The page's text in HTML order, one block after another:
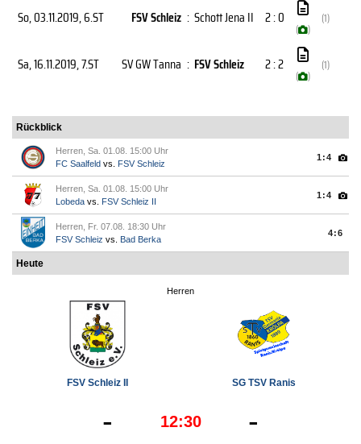
So, 03.11.2019, 6.ST FSV Schleiz : Schott Jena II 2 : 0
( )
(1)
Sa, 16.11.2019, 7.ST SV GW Tanna : FSV Schleiz 2 : 2
( )
(1)
Rückblick
Herren, Sa. 01.08. 15:00 Uhr
FC Saalfeld vs. FSV Schleiz
1:4
Herren, Sa. 01.08. 15:00 Uhr
Lobeda vs. FSV Schleiz II
1:4
Herren, Fr. 07.08. 18:30 Uhr
FSV Schleiz vs. Bad Berka
4:6
Heute
Herren
FSV Schleiz II SG TSV Ranis
- 12:30 -